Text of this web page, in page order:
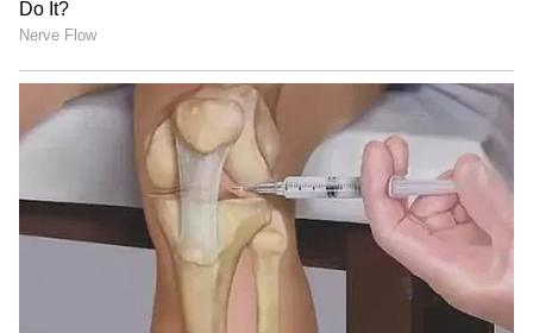
ಜ್ಯೂ. ಎನ್‌ಟಿಆರ್ ಜೊತೆ ಅಮಿತ್ ಶಾ ಡಿನ್ನರ್: ಭೇಟಿ
ಹಿಂದಿದ್ಯಾ ರಾಜಕೀಯ ಲೆಕ್ಕಾಚಾರ?‌
CJP Protest: ಕಾಕ್ರೋಚ್
ಪ್ರತಿಭಟನೆಯಲ್ಲಿ ಗಮನ ಸೆಳೆದ
ಸೋನಿಯಾ ಸೆಹ್ರಾವತ್​ ಯಾರು?
CJP: ಹೋರಾಟಕ್ಕೆ ಸಿಕ್ಕಿತು ಬಿಗ್
ಸಕ್ಸಸ್: ಕಾಕ್ರೋಚ್ ಪಾರ್ಟಿಯ
ಮೊದಲ ಗೆಲುವಿಗೆ ಖಾಕಿ ಪಡೆ
ಶೇಕ್!
LATEST VIDEOS
"ರಾಜಕೀಯ ಬೇಡ, ಸಿನಿಮಾನೇ ಪ್ರಾಣ":
ಕನಕೋತ್ಸವದಲ್ಲಿ ರಿಷಬ್ ಶೆಟ್ಟಿ | Rishab
Shetty speech | Suvarna News